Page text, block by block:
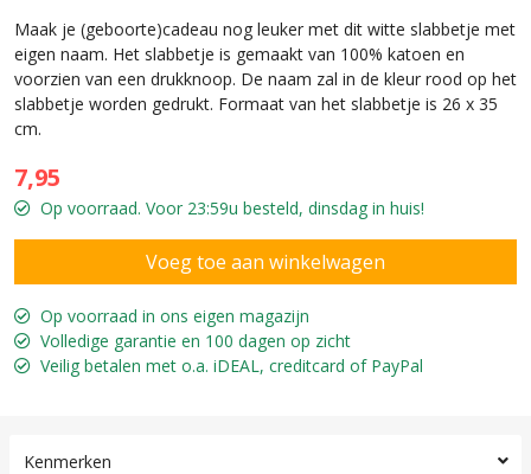
Maak je (geboorte)cadeau nog leuker met dit witte slabbetje met
eigen naam. Het slabbetje is gemaakt van 100% katoen en
voorzien van een drukknoop. De naam zal in de kleur rood op het
slabbetje worden gedrukt. Formaat van het slabbetje is 26 x 35
cm.
7,95
Op voorraad. Voor 23:59u besteld, dinsdag in huis!
Op voorraad in ons eigen magazijn
Volledige garantie en 100 dagen op zicht
Veilig betalen met o.a. iDEAL, creditcard of PayPal
Kenmerken